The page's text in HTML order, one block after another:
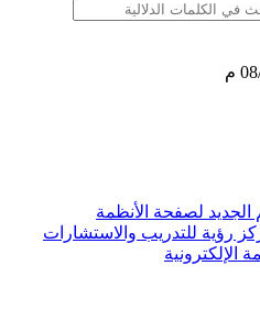
م
لصفحة الأنظمة
رؤية للتدريب والاستشارات
الإلكترونية